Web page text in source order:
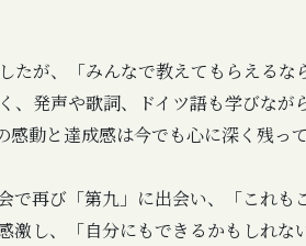
たが、「みんなで教えてもらえるな
、発声や歌詞、ドイツ語も学びなが
動と達成感は今でも心に深く残って
で再び「第九」に出会い、「これも
激し、「自分にもできるかもしれな